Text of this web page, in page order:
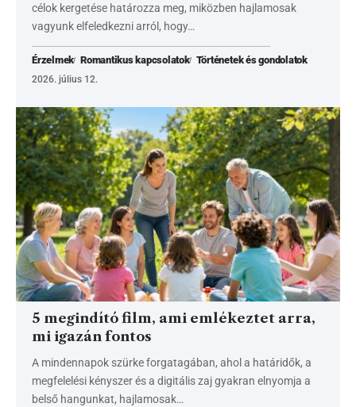
célok kergetése határozza meg, miközben hajlamosak
vagyunk elfeledkezni arról, hogy…
Érzelmek Romantikus kapcsolatok Történetek és gondolatok
2026. július 12.
5 megindító film, ami emlékeztet arra,
mi igazán fontos
A mindennapok szürke forgatagában, ahol a határidők, a
megfelelési kényszer és a digitális zaj gyakran elnyomja a
belső hangunkat, hajlamosak…